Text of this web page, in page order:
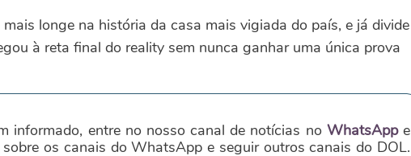
longe na história da casa mais vigiada do país, e já divide
à reta final do reality sem nunca ganhar uma única prova
informado, entre no nosso canal de notícias no WhatsAppe
os canais do WhatsApp e seguir outros canais do DOL.